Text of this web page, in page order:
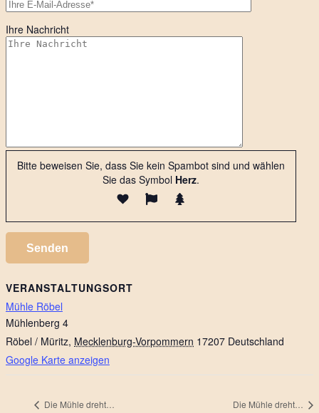
VERANSTALTUNGSORT
Mühle Röbel
Mühlenberg 4
Röbel / Müritz, Mecklenburg-Vorpommern 17207 Deutschland
Google Karte anzeigen
Ihre Nachricht
Bitte beweisen Sie, dass Sie kein Spambot sind und wählen
Sie das Symbol Herz.
Die Mühle dreht… Die Mühle dreht…